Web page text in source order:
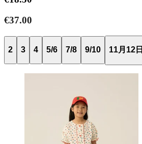
€37.00
2 3 4 5/6 7/8 9/10 11月12日